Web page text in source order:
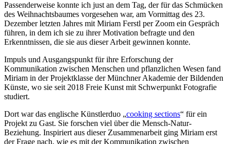
Passenderweise konnte ich just an dem Tag, der für das Schmücken
des Weihnachtsbaumes vorgesehen war, am Vormittag des 23.
Dezember letzten Jahres mit Miriam Ferstl per Zoom ein Gespräch
führen, in dem ich sie zu ihrer Motivation befragte und den
Erkenntnissen, die sie aus dieser Arbeit gewinnen konnte.
Impuls und Ausgangspunkt für ihre Erforschung der
Kommunikation zwischen Menschen und pflanzlichen Wesen fand
Miriam in der Projektklasse der Münchner Akademie der Bildenden
Künste, wo sie seit 2018 Freie Kunst mit Schwerpunkt Fotografie
studiert.
Dort war das englische Künstlerduo „cooking sections“ für ein
Projekt zu Gast. Sie forschen viel über die Mensch-Natur-
Beziehung. Inspiriert aus dieser Zusammenarbeit ging Miriam erst
der Frage nach, wie es mit der Kommunikation zwischen